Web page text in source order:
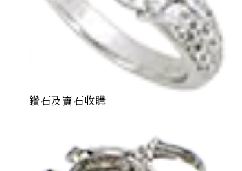
鑽石及寶石收購